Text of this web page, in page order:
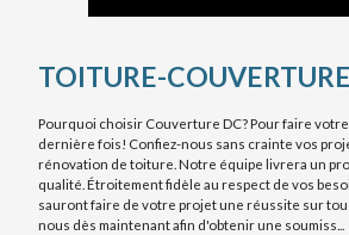
ADRESSE
TOITURE-
Pourquoi choisir Couverture DC? Pour faire
dernière fois! Confiez-nous sans crainte vos
rénovation de toiture. Notre équipe livrera un
qualité. Étroitement fidèle au respect de vos
sauront faire de votre projet une réussite sur
nous dès maintenant afin d'obtenir une soumiss...